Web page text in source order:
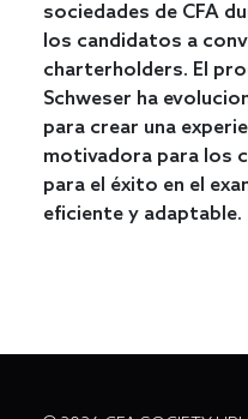
sociedades de CFA
los candidatos a
charterholders. El
Schweser ha
para crear una
motivadora para los
para el éxito en el
eficiente y adaptable.